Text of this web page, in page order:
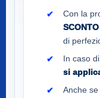
Con la
di
In caso di
si
Anche